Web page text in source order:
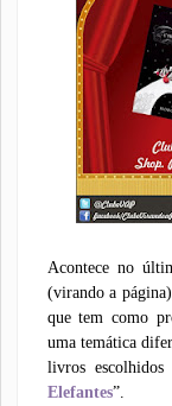
Acontece no
(virando a
que tem como
uma temática
livros
Elefantes”.